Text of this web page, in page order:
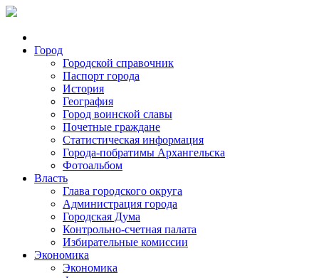
Город
Городской справочник
Паспорт города
История
География
Город воинской славы
Почетные граждане
Статистическая информация
Города-побратимы Архангельска
Фотоальбом
Власть
Глава городского округа
Администрация города
Городская Дума
Контрольно-счетная палата
Избирательные комиссии
Экономика
Экономика